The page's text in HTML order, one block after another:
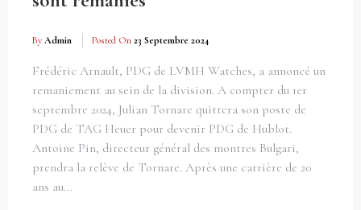
By Admin Posted On 23 Septembre 2024
Frédéric Arnault, PDG de LVMH Watches, a annoncé un
remaniement au sein de la division. A compter du 1er
septembre 2024, Julian Tornare quittera son poste de
PDG de TAG Heuer pour devenir PDG de Hublot.
Antoine Pin, directeur général des montres Bulgari,
prendra la relève de Tornare. Après une carrière de 20
ans au…